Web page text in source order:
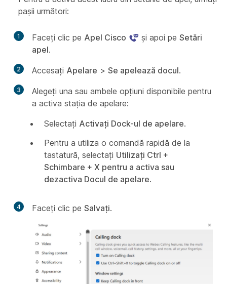
pașii următori:
1 Faceți clic pe Apel Cisco și apoi pe Setări
apel.
2 Accesați Apelare > Se apelează docul.
3
Alegeți una sau ambele opțiuni disponibile pentru
a activa stația de apelare:
Selectați Activați Dock-ul de apelare.
Pentru a utiliza o comandă rapidă de la
tastatură, selectați Utilizați Ctrl +
Schimbare + X pentru a activa sau
dezactiva Docul de apelare.
4 Faceți clic pe Salvați.